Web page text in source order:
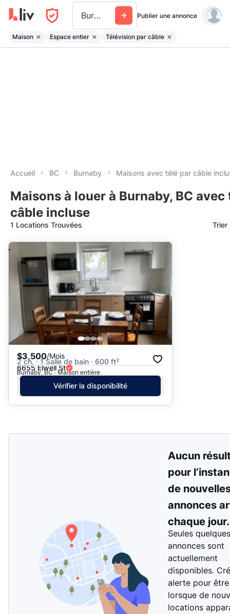
Burnaby Publier une annonce
Maison Espace entier Télévision par câble
Accueil BC Burnaby Maisons avec télé par câble
Maisons à louer à Burnaby, BC avec
câble incluse
1 Locations Trouvées Trier
Date: les plus récents d’abord
Date: les plus anciens d’abord
Prix - $$$ à $
Prix - $ à $$$
$3,500/Mois
2 ch. · 1 Salle de bain · 600 ft²
6655 Elwell St
Burnaby, BC · Maison entière
Vérifier la disponibilité
Aucun
pour
de
annonces
chaque jour.
Seules quelques
annonces sont
actuellement
disponibles.
alerte pour
lorsque de
locations